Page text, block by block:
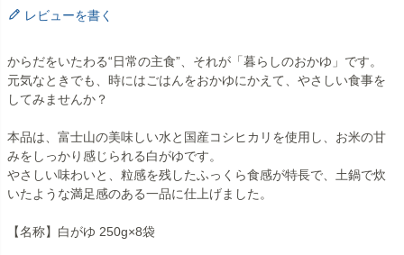
レビューを書く
からだをいたわる“日常の主食”、それが「暮らしのおかゆ」です。
元気なときでも、時にはごはんをおかゆにかえて、やさしい食事を
してみませんか？
本品は、富士山の美味しい水と国産コシヒカリを使用し、お米の甘
みをしっかり感じられる白がゆです。
やさしい味わいと、粒感を残したふっくら食感が特長で、土鍋で炊
いたような満足感のある一品に仕上げました。
【名称】白がゆ 250g×8袋